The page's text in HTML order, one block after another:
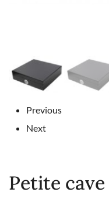
Previous
Next
Petite